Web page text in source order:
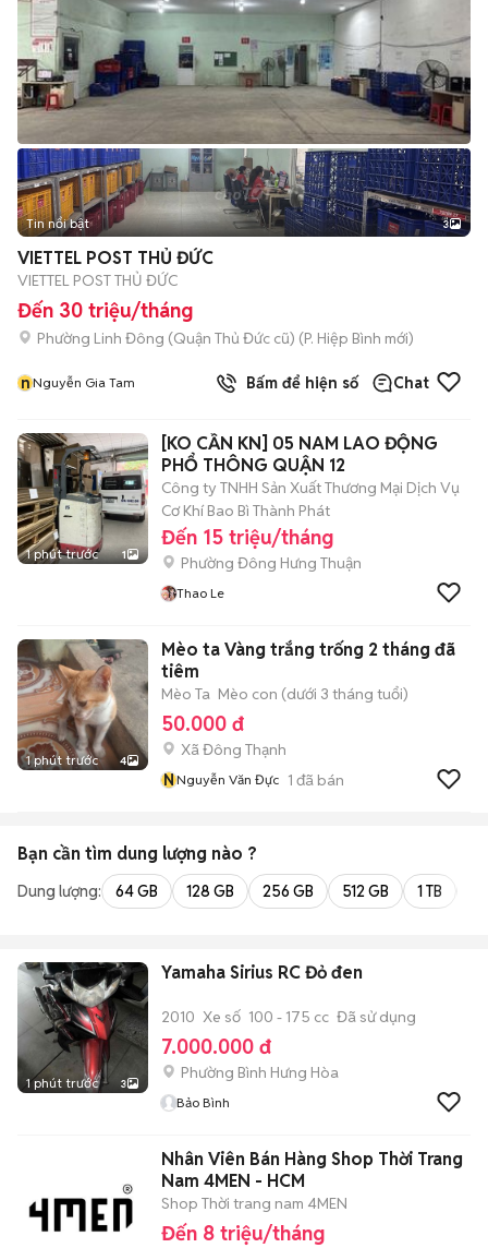
Tin nổi bật 3
VIETTEL POST THỦ ĐỨC
VIETTEL POST THỦ ĐỨC
Đến 30 triệu/tháng
Phường Linh Đông (Quận Thủ Đức cũ) (P. Hiệp Bình mới)
nNguyễn Gia Tam Bấm để hiện số Chat
1 phút trước 1
[KO CẦN KN] 05 NAM LAO ĐỘNG
PHỔ THÔNG QUẬN 12
Công ty TNHH Sản Xuất Thương Mại Dịch Vụ
Cơ Khí Bao Bì Thành Phát
Đến 15 triệu/tháng
Phường Đông Hưng Thuận
Thao Le
1 phút trước 4
Mèo ta Vàng trắng trống 2 tháng đã
tiêm
Mèo Ta Mèo con (dưới 3 tháng tuổi)
50.000 đ
Xã Đông Thạnh
NNguyễn Văn Đực 1 đã bán
Bạn cần tìm dung lượng nào ?
Dung lượng: 64 GB 128 GB 256 GB 512 GB 1 TB
1 phút trước 3
Yamaha Sirius RC Đỏ đen
2010 Xe số 100 - 175 cc Đã sử dụng
7.000.000 đ
Phường Bình Hưng Hòa
Bảo Bình
Nhân Viên Bán Hàng Shop Thời Trang
Nam 4MEN - HCM
Shop Thời trang nam 4MEN
Đến 8 triệu/tháng